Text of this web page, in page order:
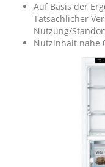
Auf Basis der
Tatsächlicher
Nutzung/
Nutzinhalt nahe